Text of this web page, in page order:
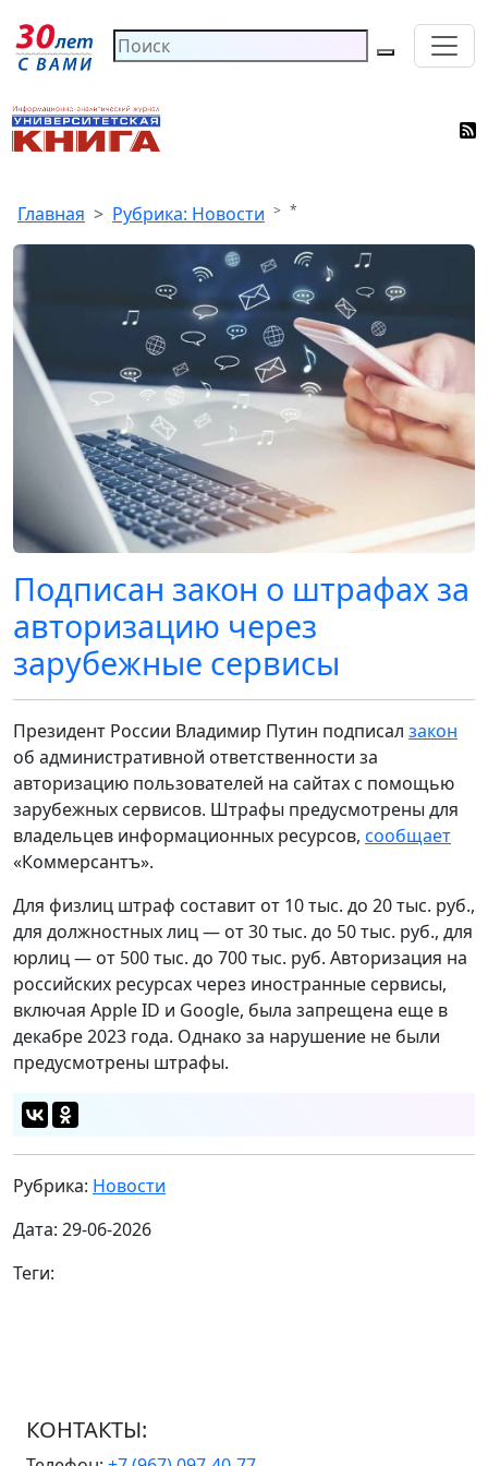
Главная Рубрика: Новости *
Подписан закон о штрафах за
авторизацию через
зарубежные сервисы
Президент России Владимир Путин подписал закон
об административной ответственности за
авторизацию пользователей на сайтах с помощью
зарубежных сервисов. Штрафы предусмотрены для
владельцев информационных ресурсов, сообщает
«Коммерсантъ».
Для физлиц штраф составит от 10 тыс. до 20 тыс. руб.,
для должностных лиц — от 30 тыс. до 50 тыс. руб., для
юрлиц — от 500 тыс. до 700 тыс. руб. Авторизация на
российских ресурсах через иностранные сервисы,
включая Apple ID и Google, была запрещена еще в
декабре 2023 года. Однако за нарушение не были
предусмотрены штрафы.
Рубрика: Новости
Дата: 29-06-2026
Теги:
КОНТАКТЫ: